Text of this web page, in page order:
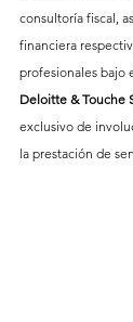
consultoría fiscal,
financiera
profesionales bajo
Deloitte & Touche
exclusivo de
la prestación de